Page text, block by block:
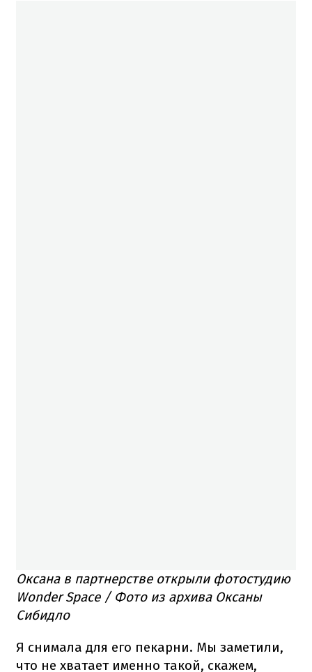
Оксана в партнерстве открыли фотостудию
Wonder Space / Фото из архива Оксаны
Сибидло
Я снимала для его пекарни. Мы заметили,
что не хватает именно такой, скажем,